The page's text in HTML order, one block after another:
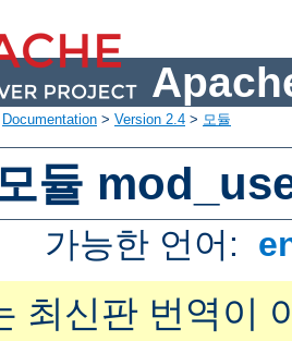
Documentation > Version 2.4 > 모듈
듈
가능한 언어:
최신판 번역이